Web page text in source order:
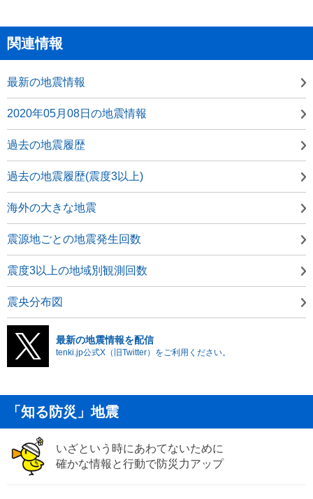
関連情報
最新の地震情報
2020年05月08日の地震情報
過去の地震履歴
過去の地震履歴(震度3以上)
海外の大きな地震
震源地ごとの地震発生回数
震度3以上の地域別観測回数
震央分布図
最新の地震情報を配信
tenki.jp公式X（旧Twitter）をご利用ください。
「知る防災」地震
いざという時にあわてないために
確かな情報と行動で防災力アップ